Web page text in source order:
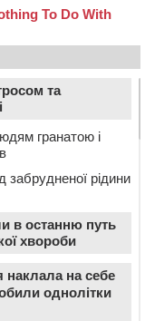
та
гранатою і
забрудненої рідини
в останню путь
хвороби
на себе
однолітки